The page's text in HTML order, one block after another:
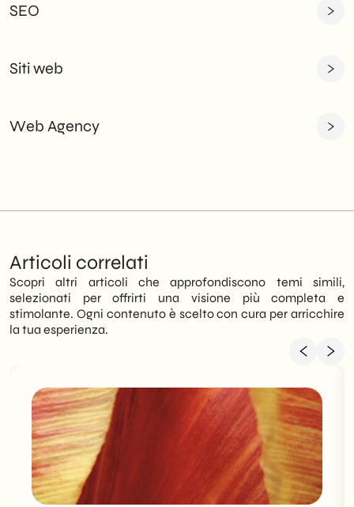
SEO
Siti web
Web Agency
Articoli correlati
Scopri altri articoli che approfondiscono temi simili,
selezionati per offrirti una visione più completa e
stimolante. Ogni contenuto è scelto con cura per arricchire
la tua esperienza.